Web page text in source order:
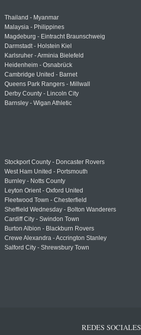
Thailand - Myanmar
Malaysia - Philippines
Magdeburg - Eintracht Braunschweig
Darmstadt - Holstein Kiel
Karlsruher - Arminia Bielefeld
Heidenheim - Osnabrück
Cambridge United - Barnet
Queens Park Rangers - Millwall
Derby County - Lincoln City
Barnsley - Wigan Athletic
Stockport County - Doncaster Rovers
West Ham United - Portsmouth
Burnley - Notts County
Leyton Orient - Oxford United
Fleetwood Town - Chesterfield
Sheffield Wednesday - Bolton Wanderers
Cardiff City - Swindon Town
Burton Albion - Blackburn Rovers
Crewe Alexandra - Accrington Stanley
Salford City - Shrewsbury Town
REDES SOCIALES